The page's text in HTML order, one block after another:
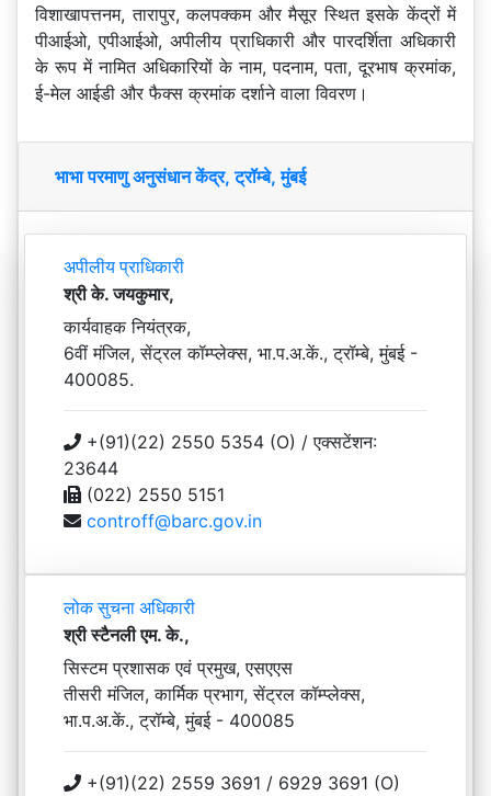
विशाखापत्तनम, तारापुर, कलपक्कम और मैसूर स्थित इसके केंद्रों में
पीआईओ, एपीआईओ, अपीलीय प्राधिकारी और पारदर्शिता अधिकारी
के रूप में नामित अधिकारियों के नाम, पदनाम, पता, दूरभाष क्रमांक,
ई-मेल आईडी और फैक्स क्रमांक दर्शाने वाला विवरण।
भाभा परमाणु अनुसंधान केंद्र, ट्रॉम्बे, मुंबई
अपीलीय प्राधिकारी
श्री के. जयकुमार,
कार्यवाहक नियंत्रक,
6वीं मंजिल, सेंट्रल कॉम्प्लेक्स, भा.प.अ.कें., ट्रॉम्बे, मुंबई -
400085.
+(91)(22) 2550 5354 (O) / एक्सटेंशन:
23644
(022) 2550 5151
controff@barc.gov.in
लोक सुचना अधिकारी
श्री स्टैनली एम. के.,
सिस्टम प्रशासक एवं प्रमुख, एसएएस
तीसरी मंजिल, कार्मिक प्रभाग, सेंट्रल कॉम्प्लेक्स,
भा.प.अ.कें., ट्रॉम्बे, मुंबई - 400085
+(91)(22) 2559 3691 / 6929 3691 (O)